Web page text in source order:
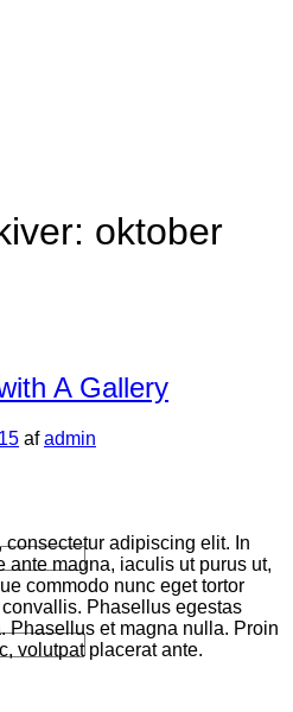
oktober
A Gallery
afadmin
consectetur adipiscing elit. In
ante magna, iaculis ut purus ut,
commodo nunc eget tortor
Phasellus egestas
Phasellus et magna nulla. Proin
volutpat placerat ante.